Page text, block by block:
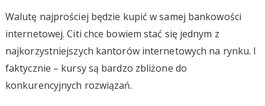
Walutę najprościej będzie kupić w samej bankowości
internetowej. Citi chce bowiem stać się jednym z
najkorzystniejszych kantorów internetowych na rynku. I
faktycznie – kursy są bardzo zbliżone do
konkurencyjnych rozwiązań.